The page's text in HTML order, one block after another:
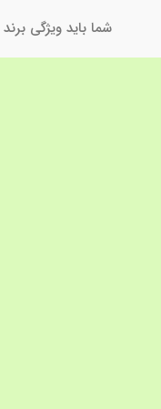
شما باید ویژگی